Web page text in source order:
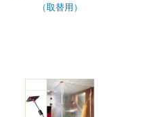
（取替用）